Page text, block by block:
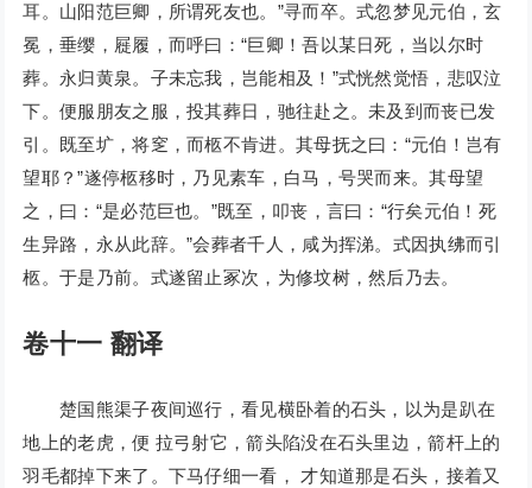
耳。山阳范巨卿，所谓死友也。”寻而卒。式忽梦见元伯，玄
冕，垂缨，屣履，而呼曰：“巨卿！吾以某日死，当以尔时
葬。永归黄泉。子未忘我，岂能相及！”式恍然觉悟，悲叹泣
下。便服朋友之服，投其葬日，驰往赴之。未及到而丧已发
引。既至圹，将窆，而柩不肯进。其母抚之曰：“元伯！岂有
望耶？”遂停柩移时，乃见素车，白马，号哭而来。其母望
之，曰：“是必范巨也。”既至，叩丧，言曰：“行矣元伯！死
生异路，永从此辞。”会葬者千人，咸为挥涕。式因执绋而引
柩。于是乃前。式遂留止冢次，为修坟树，然后乃去。
卷十一 翻译
楚国熊渠子夜间巡行，看见横卧着的石头，以为是趴在
地上的老虎，便 拉弓射它，箭头陷没在石头里边，箭杆上的
羽毛都掉下来了。下马仔细一看， 才知道那是石头，接着又